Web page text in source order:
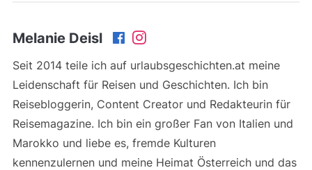
Melanie Deisl
Seit 2014 teile ich auf urlaubsgeschichten.at meine
Leidenschaft für Reisen und Geschichten. Ich bin
Reisebloggerin, Content Creator und Redakteurin für
Reisemagazine. Ich bin ein großer Fan von Italien und
Marokko und liebe es, fremde Kulturen
kennenzulernen und meine Heimat Österreich und das